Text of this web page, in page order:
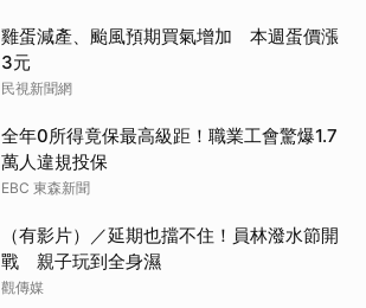
雞蛋減產、颱風預期買氣增加 本週蛋價漲
3元
民視新聞網
全年0所得竟保最高級距！職業工會驚爆1.7
萬人違規投保
EBC 東森新聞
（有影片）／延期也擋不住！員林潑水節開
戰 親子玩到全身濕
觀傳媒